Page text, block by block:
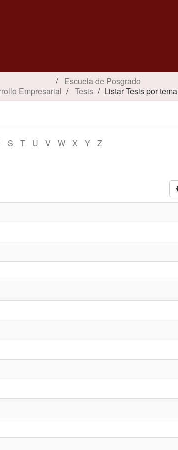
Escuela de Posgrado
Empresarial
Tesis Listar Tesis por tema
S T U V W X Y Z